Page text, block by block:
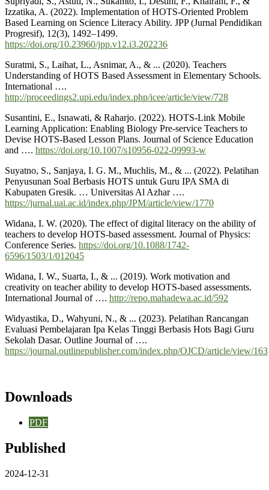
Izzatika, A. (2022). Implementation of HOTS-Oriented Problem
Based Learning on Science Literacy Ability. JPP (Jurnal Pendidikan
Progresif), 12(3), 1492–1499.
https://doi.org/10.23960/jpp.v12.i3.202236
Suratmi, S., Laihat, L., Asnimar, A., & ... (2020). Teachers
Understanding of HOTS Based Assessment in Elementary Schools.
International ….
http://proceedings2.upi.edu/index.php/icee/article/view/728
Susantini, E., Isnawati, & Raharjo. (2022). HOTS-Link Mobile
Learning Application: Enabling Biology Pre-service Teachers to
Devise HOTS-Based Lesson Plans. Journal of Science Education
and …. https://doi.org/10.1007/s10956-022-09993-w
Suyatno, S., Sanjaya, I. G. M., Muchlis, M., & ... (2022). Pelatihan
Penyusunan Soal Berbasis HOTS untuk Guru IPA SMA di
Kabupaten Gresik. … Universitas Al Azhar ….
https://jurnal.uai.ac.id/index.php/JPM/article/view/1770
Widana, I. W. (2020). The effect of digital literacy on the ability of
teachers to develop HOTS-based assessment. Journal of Physics:
Conference Series. https://doi.org/10.1088/1742-
6596/1503/1/012045
Widana, I. W., Suarta, I., & ... (2019). Work motivation and
creativity on teacher ability to develop HOTS-based assessments.
International Journal of …. http://repo.mahadewa.ac.id/592
Widyastika, D., Wahyuni, N., & ... (2023). Pelatihan Rancangan
Evaluasi Pembelajaran Ipa Kelas Tinggi Berbasis Hots Bagi Guru
Sekolah Dasar. Outline Journal of ….
https://journal.outlinepublisher.com/index.php/OJCD/article/view/163
Downloads
PDF
Published
2024-12-31